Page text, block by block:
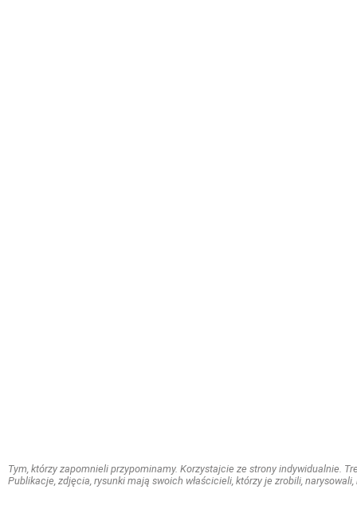
Tym, którzy zapomnieli przypominamy. Korzystajcie ze strony indywidualnie.
Publikacje, zdjęcia, rysunki mają swoich właścicieli, którzy je zrobili,